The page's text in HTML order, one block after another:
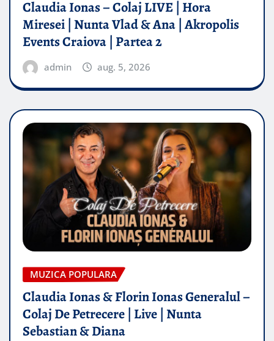
Claudia Ionas – Colaj LIVE | Hora
Miresei | Nunta Vlad & Ana | Akropolis
Events Craiova | Partea 2
admin aug. 5, 2026
MUZICA POPULARA
Claudia Ionas & Florin Ionas Generalul –
Colaj De Petrecere | Live | Nunta
Sebastian & Diana